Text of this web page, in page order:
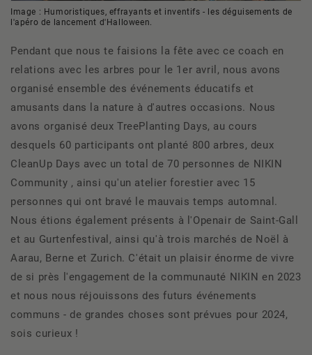
Image : Humoristiques, effrayants et inventifs - les déguisements de
l'apéro de lancement d'Halloween.
Pendant que nous te faisions la fête avec ce coach en
relations avec les arbres pour le 1er avril, nous avons
organisé ensemble des événements éducatifs et
amusants dans la nature à d'autres occasions. Nous
avons organisé deux TreePlanting Days, au cours
desquels 60 participants ont planté 800 arbres, deux
CleanUp Days avec un total de 70 personnes de NIKIN
Community , ainsi qu'un atelier forestier avec 15
personnes qui ont bravé le mauvais temps automnal.
Nous étions également présents à l'Openair de Saint-Gall
et au Gurtenfestival, ainsi qu'à trois marchés de Noël à
Aarau, Berne et Zurich. C'était un plaisir énorme de vivre
de si près l'engagement de la communauté NIKIN en 2023
et nous nous réjouissons des futurs événements
communs - de grandes choses sont prévues pour 2024,
sois curieux !